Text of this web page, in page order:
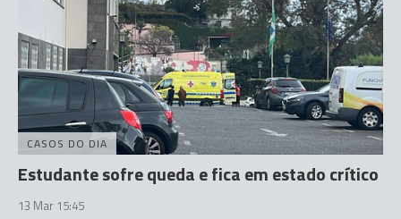
CASOS DO DIA
Estudante sofre queda e fica em estado crítico
13 Mar 15:45